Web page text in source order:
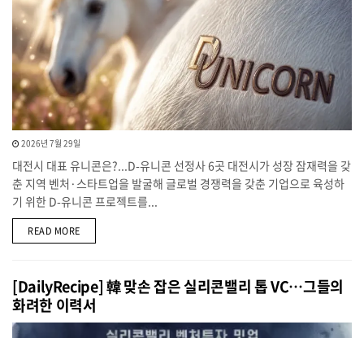
2026년 7월 29일
대전시 대표 유니콘은?...D-유니콘 선정사 6곳 대전시가 성장 잠재력을 갖
춘 지역 벤처·스타트업을 발굴해 글로벌 경쟁력을 갖춘 기업으로 육성하
기 위한 D-유니콘 프로젝트를...
READ MOREDETAILS
[DailyRecipe] 韓 맞손 잡은 실리콘밸리 톱 VC…그들의
화려한 이력서